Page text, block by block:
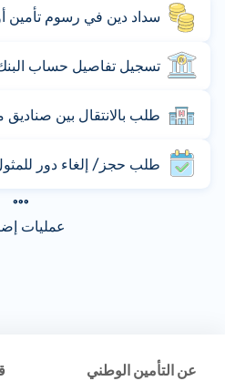
سداد دين في رسوم تأمين
تسجيل تفاصيل حساب البنك
طلب بالانتقال بين صناديق
طلب حجز/ إلغاء دور للمثول
عمليات
عن التأمين الوطني